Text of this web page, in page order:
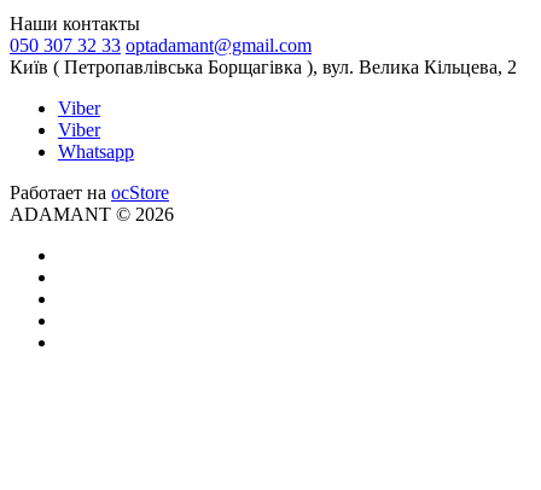
Наши контакты
050 307 32 33 optadamant@gmail.com
Київ ( Петропавлівська Борщагівка ), вул. Велика Кільцева, 2
Viber
Viber
Whatsapp
Работает на ocStore
ADAMANT © 2026